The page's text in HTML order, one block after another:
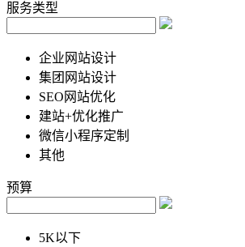
服务类型
企业网站设计
集团网站设计
SEO网站优化
建站+优化推广
微信小程序定制
其他
预算
5K以下